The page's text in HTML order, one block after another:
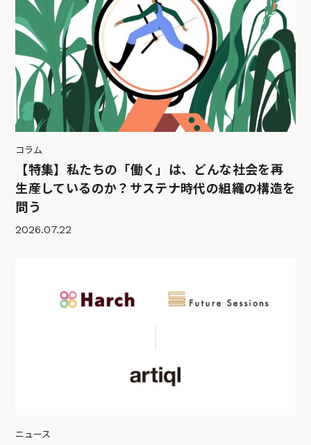
コラム
【特集】私たちの「働く」は、どんな社会を再
生産しているのか？サステナ時代の組織の構造を
問う
2026.07.22
ニュース